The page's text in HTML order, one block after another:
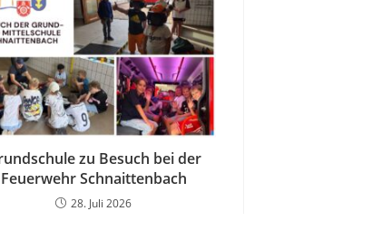
zu Besuch bei der
Feuerwehr Schnaittenbach
28. Juli 2026